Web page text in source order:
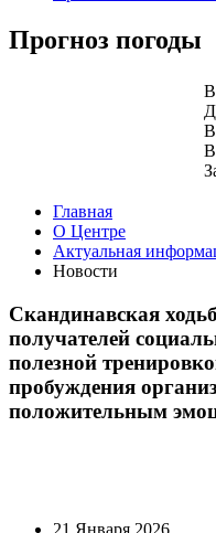
Прогноз погоды
Главная
О Центре
Актуальная
Новости
Скандинавская
получателей
полезной
пробуждения
положительным
21 Января 2026